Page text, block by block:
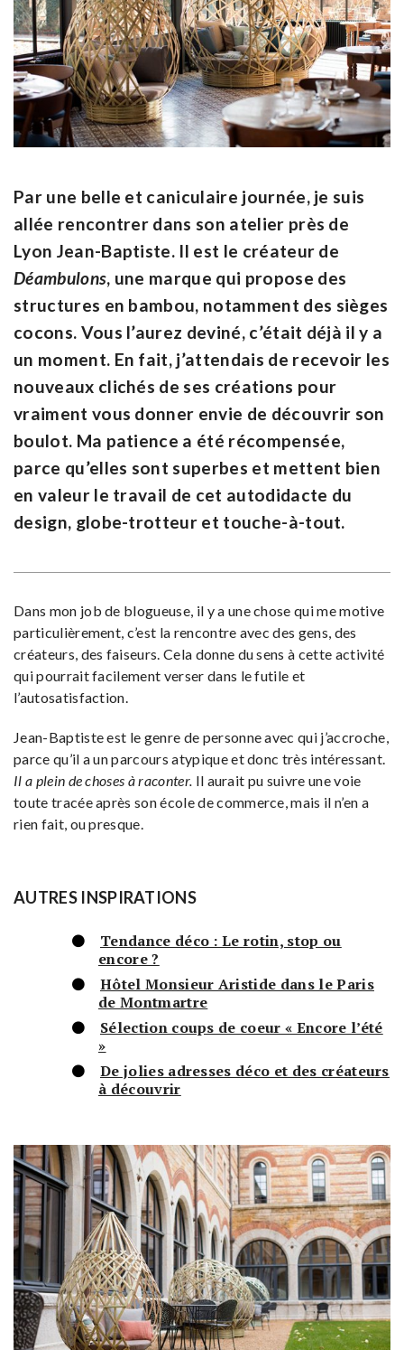
Par une belle et caniculaire journée, je suis
allée rencontrer dans son atelier près de
Lyon Jean-Baptiste. Il est le créateur de
Déambulons, une marque qui propose des
structures en bambou, notamment des sièges
cocons. Vous l’aurez deviné, c’était déjà il y a
un moment. En fait, j’attendais de recevoir les
nouveaux clichés de ses créations pour
vraiment vous donner envie de découvrir son
boulot. Ma patience a été récompensée,
parce qu’elles sont superbes et mettent bien
en valeur le travail de cet autodidacte du
design, globe-trotteur et touche-à-tout.
Dans mon job de blogueuse, il y a une chose qui me motive
particulièrement, c’est la rencontre avec des gens, des
créateurs, des faiseurs. Cela donne du sens à cette activité
qui pourrait facilement verser dans le futile et
l’autosatisfaction.
Jean-Baptiste est le genre de personne avec qui j’accroche,
parce qu’il a un parcours atypique et donc très intéressant.
Il a plein de choses à raconter. Il aurait pu suivre une voie
toute tracée après son école de commerce, mais il n’en a
rien fait, ou presque.
AUTRES INSPIRATIONS
Tendance déco : Le rotin, stop ou
encore ?
Hôtel Monsieur Aristide dans le Paris
de Montmartre
Sélection coups de coeur « Encore l’été
»
De jolies adresses déco et des créateurs
à découvrir